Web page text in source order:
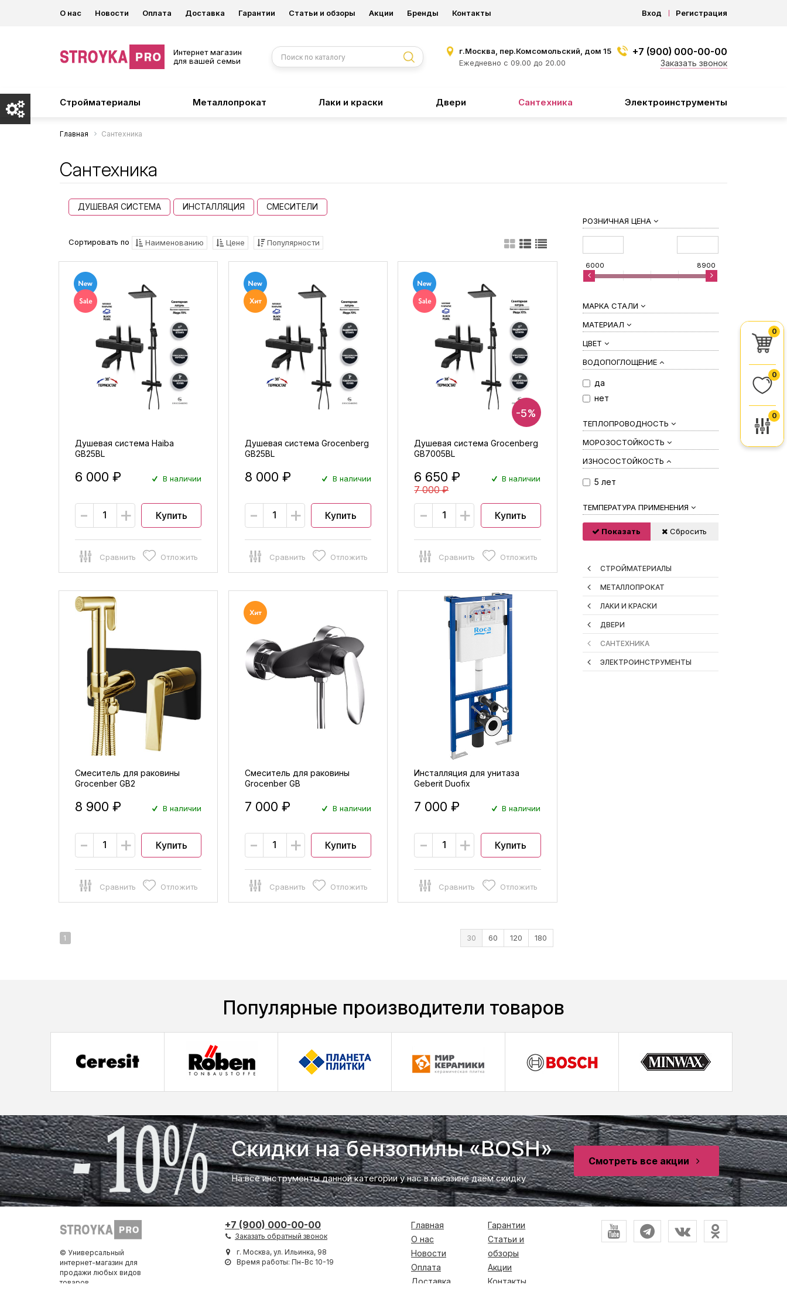
О нас Новости Оплата Доставка Гарантии Статьи и обзоры Акции Бренды Контакты Вход Регистрация
Интернет магазин
для вашей семьи
г.Москва, пер.Комсомольский, дом 15
Ежедневно с 09.00 до 20.00
+7 (900) 000-00-00
Заказать звонок
Стройматериалы Металлопрокат Лаки и краски Двери Сантехника Электроинструменты
Главная Сантехника
Сантехника
РОЗНИЧНАЯ ЦЕНА
6000 8900
МАРКА СТАЛИ
МАТЕРИАЛ
ЦВЕТ
ВОДОПОГЛОЩЕНИЕ
да
нет
ТЕПЛОПРОВОДНОСТЬ
МОРОЗОСТОЙКОСТЬ
ИЗНОСОСТОЙКОСТЬ
5 лет
ТЕМПЕРАТУРА ПРИМЕНЕНИЯ
Показать Сбросить
СТРОЙМАТЕРИАЛЫ
МЕТАЛЛОПРОКАТ
ЛАКИ И КРАСКИ
ДВЕРИ
САНТЕХНИКА
ЭЛЕКТРОИНСТРУМЕНТЫ
ДУШЕВАЯ СИСТЕМА ИНСТАЛЛЯЦИЯ СМЕСИТЕЛИ
Сортировать по Наименованию Цене Популярности
Душевая система Haiba
GB25BL
6 000 ₽ В наличии
- + Купить
Сравнить Отложить
Душевая система Grocenberg
GB25BL
8 000 ₽ В наличии
- + Купить
Сравнить Отложить
-5%
Душевая система Grocenberg
GB7005BL
6 650 ₽
7 000 ₽
В наличии
- + Купить
Сравнить Отложить
Смеситель для раковины
Grocenber GB2
8 900 ₽ В наличии
- + Купить
Сравнить Отложить
Смеситель для раковины
Grocenber GB
7 000 ₽ В наличии
- + Купить
Сравнить Отложить
Инсталляция для унитаза
Geberit Duofix
7 000 ₽ В наличии
- + Купить
Сравнить Отложить
1 30 60 120 180
Популярные производители товаров
Скидки на бензопилы «BOSH»
На все инструменты данной категории у нас в магазине даём скидку
Смотреть все акции
© Универсальный
интернет-магазин для
продажи любых видов
товаров
+7 (900) 000-00-00
Заказать обратный звонок
г. Москва, ул. Ильинка, 98
Время работы: Пн-Вс 10-19
Главная
О нас
Новости
Оплата
Доставка
Гарантии
Статьи и
обзоры
Акции
Контакты
0
0
0